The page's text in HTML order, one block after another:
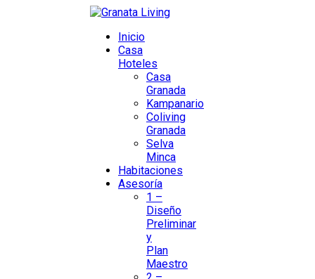
Inicio
Casa
Hoteles
Casa
Granada
Kampanario
Coliving
Granada
Selva
Minca
Habitaciones
Asesoría
1 –
Diseño
Preliminar
y
Plan
Maestro